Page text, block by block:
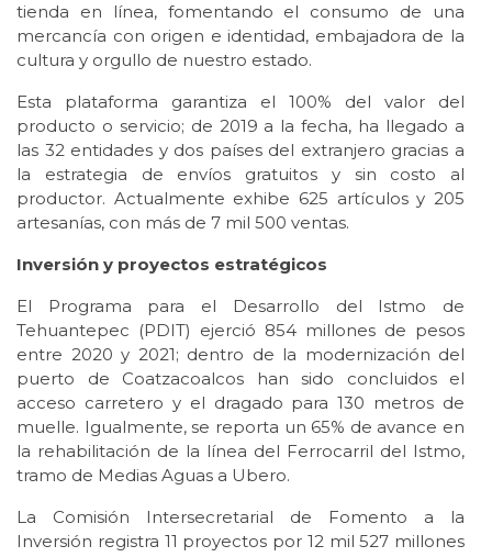
tienda en línea, fomentando el consumo de una
mercancía con origen e identidad, embajadora de la
cultura y orgullo de nuestro estado.
Esta plataforma garantiza el 100% del valor del
producto o servicio; de 2019 a la fecha, ha llegado a
las 32 entidades y dos países del extranjero gracias a
la estrategia de envíos gratuitos y sin costo al
productor. Actualmente exhibe 625 artículos y 205
artesanías, con más de 7 mil 500 ventas.
Inversión y proyectos estratégicos
El Programa para el Desarrollo del Istmo de
Tehuantepec (PDIT) ejerció 854 millones de pesos
entre 2020 y 2021; dentro de la modernización del
puerto de Coatzacoalcos han sido concluidos el
acceso carretero y el dragado para 130 metros de
muelle. Igualmente, se reporta un 65% de avance en
la rehabilitación de la línea del Ferrocarril del Istmo,
tramo de Medias Aguas a Ubero.
La Comisión Intersecretarial de Fomento a la
Inversión registra 11 proyectos por 12 mil 527 millones